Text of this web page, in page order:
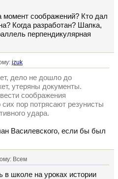
момент соображений? Кто дал
Когда разработан? Шапка,
перпендикулярная
jzuk
дело не дошло до
утеряны документы.
соображения
пор потрясают резунисты
удара.
Василевского, если бы был
Всем
в школе на уроках истории